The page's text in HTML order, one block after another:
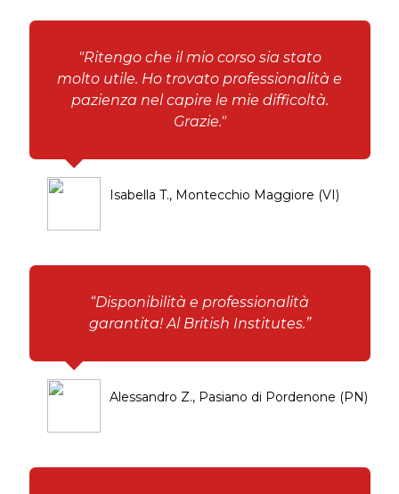
"Ritengo che il mio corso sia stato
molto utile. Ho trovato professionalità e
pazienza nel capire le mie difficoltà.
Grazie."
Isabella T., Montecchio Maggiore (VI)
“Disponibilità e professionalità
garantita! Al British Institutes.”
Alessandro Z., Pasiano di Pordenone (PN)